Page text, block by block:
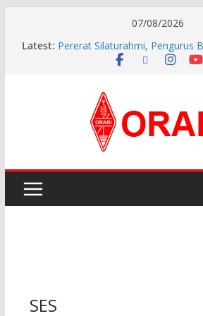
07/08/2026
Latest: Pererat Silaturahmi, Pengurus
Audiensi dan Siap Bersinergi
Preparatory Group for WRC-27 )
Aftiyedi Dalimunthe (YC5NNF)
Lokal Bengkalis 2026–2029,
Ketua Orari Daerah Riau
Riau Beserta Jajaran Hadiri
SES